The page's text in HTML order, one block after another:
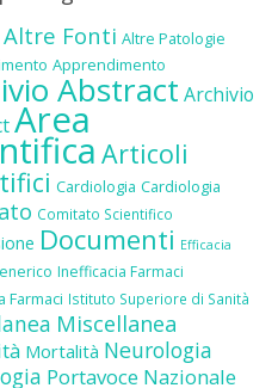
Altre Fonti Altre Patologie
Apprendimento
Abstract Archivio
Area
Articoli
Cardiologia Cardiologia
Comitato Scientifico
Documenti Efficacia
Inefficacia Farmaci
Farmaci Istituto Superiore di Sanità
Miscellanea
Mortalità Neurologia
Portavoce Nazionale